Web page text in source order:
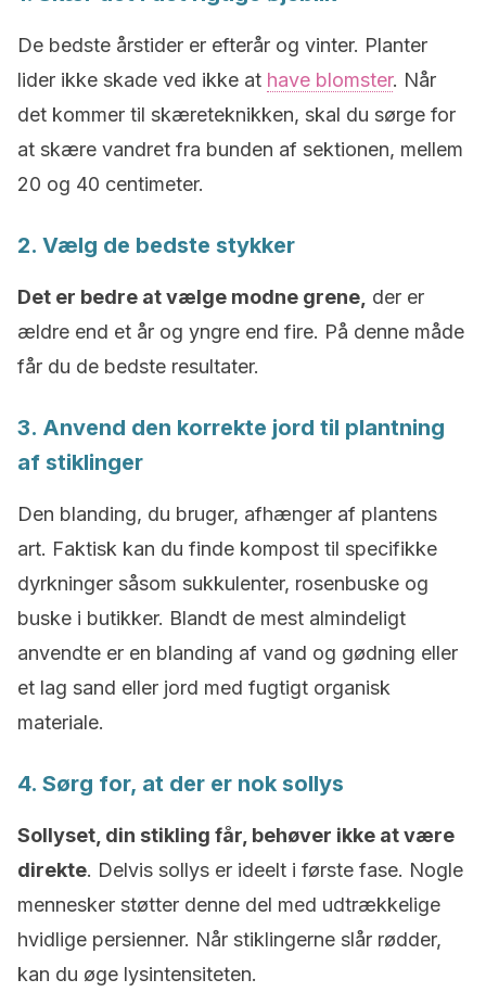
De bedste årstider er efterår og vinter. Planter
lider ikke skade ved ikke at have blomster. Når
det kommer til skæreteknikken, skal du sørge for
at skære vandret fra bunden af sektionen, mellem
20 og 40 centimeter.
2. Vælg de bedste stykker
Det er bedre at vælge modne grene, der er
ældre end et år og yngre end fire. På denne måde
får du de bedste resultater.
3. Anvend den korrekte jord til plantning
af stiklinger
Den blanding, du bruger, afhænger af plantens
art. Faktisk kan du finde kompost til specifikke
dyrkninger såsom sukkulenter, rosenbuske og
buske i butikker. Blandt de mest almindeligt
anvendte er en blanding af vand og gødning eller
et lag sand eller jord med fugtigt organisk
materiale.
4. Sørg for, at der er nok sollys
Sollyset, din stikling får, behøver ikke at være
direkte. Delvis sollys er ideelt i første fase. Nogle
mennesker støtter denne del med udtrækkelige
hvidlige persienner. Når stiklingerne slår rødder,
kan du øge lysintensiteten.